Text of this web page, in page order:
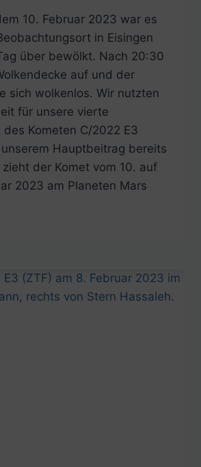
10. Februar 2023 war es
in Eisingen
über bewölkt. Nach 20:30
auf und der
sich wolkenlos. Wir nutzten
für unsere vierte
Kometen C/2022 E3
unserem Hauptbeitrag bereits
der Komet vom 10. auf
2023 am Planeten Mars